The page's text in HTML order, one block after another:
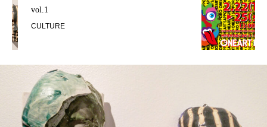
「ONEART KOBE」2月21日（木）...